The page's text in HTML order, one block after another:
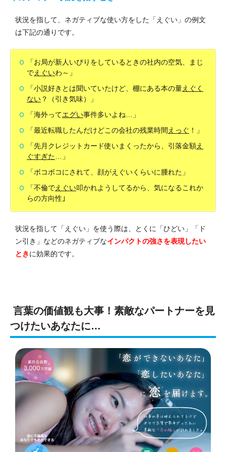
状況を指して、ネガティブな使い方をした「えぐい」の例文
は下記の通りです。
「お局が新人いびりをしているときの社内の空気、まじ
でえぐいわ～」
「小説好きとは聞いていたけど、棚にある本の量えぐく
ない ？（引き気味）」
「海外ってエグい事件多いよね…」
「最近転職したんだけどこの会社の残業時間 えっぐ ！」
「先月クレジットカード使いまくったから、引落金額え
ぐすぎた …」
「ボコボコにされて、顔がえぐいくらいに腫れた」
「不倫でえぐい叩かれようしてるから、気になるこれか
らの方向性｣
状況を指して「えぐい」を使う際は、とくに「ひどい」「ド
ン引き」などのネガティブなインパクトの強さを表現したい
ときに効果的です。
言葉の価値観も大事！素敵なパートナーを見
つけたいあなたに…